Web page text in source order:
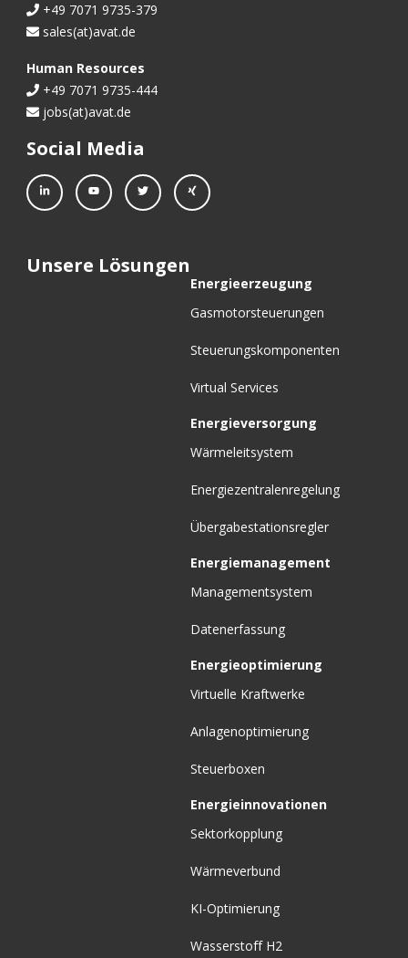
+49 7071 9735-379
sales(at)avat.de
Human Resources
+49 7071 9735-444
jobs(at)avat.de
Social Media
Unsere Lösungen
Energieerzeugung
Gasmotorsteuerungen
Steuerungskomponenten
Virtual Services
Energieversorgung
Wärmeleitsystem
Energiezentralenregelung
Übergabestationsregler
Energiemanagement
Managementsystem
Datenerfassung
Energieoptimierung
Virtuelle Kraftwerke
Anlagenoptimierung
Steuerboxen
Energieinnovationen
Sektorkopplung
Wärmeverbund
KI-Optimierung
Wasserstoff H2